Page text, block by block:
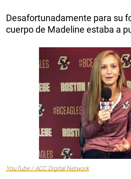
Desafortunadamente para su
cuerpo de Madeline estaba a
YouTube / ACC Digital Network